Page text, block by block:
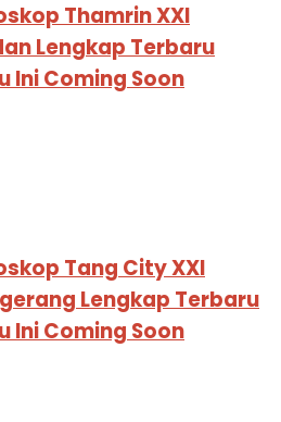
Thamrin XXI
Lengkap Terbaru
Ini Coming Soon
Tang City XXI
Lengkap Terbaru
Ini Coming Soon